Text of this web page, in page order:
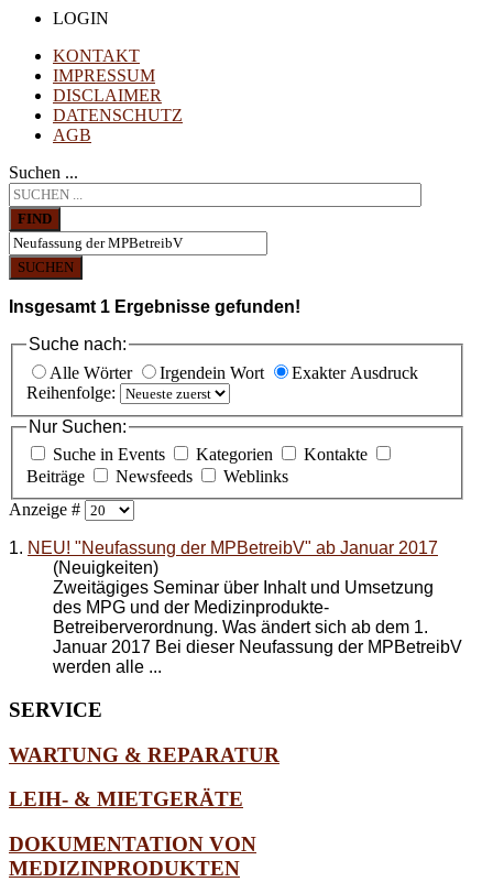
LOGIN
KONTAKT
IMPRESSUM
DISCLAIMER
DATENSCHUTZ
AGB
Suchen ...
FIND
SUCHEN
Insgesamt 1 Ergebnisse gefunden!
Suche nach:
Alle Wörter
Irgendein Wort
Exakter Ausdruck
Reihenfolge:
Nur Suchen:
Suche in Events
Kategorien
Kontakte
Beiträge
Newsfeeds
Weblinks
Anzeige #
1. NEU! "Neufassung der MPBetreibV" ab Januar 2017
(Neuigkeiten)
Zweitägiges Seminar über Inhalt und Umsetzung
des MPG und der Medizinprodukte-
Betreiberverordnung. Was ändert sich ab dem 1.
Januar 2017 Bei dieser Neufassung der MPBetreibV
werden alle ...
SERVICE
WARTUNG & REPARATUR
LEIH- & MIETGERÄTE
DOKUMENTATION VON
MEDIZINPRODUKTEN